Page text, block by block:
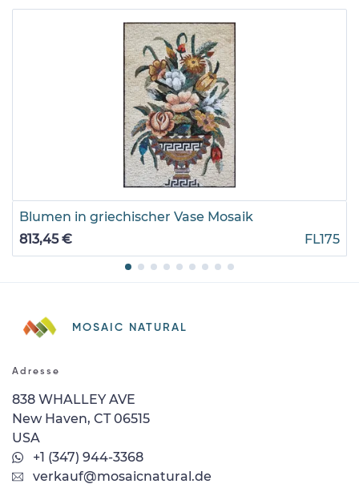
Blumen in griechischer Vase Mosaik
813,45 €
FL175
MOSAIC NATURAL
Adresse
838 WHALLEY AVE
New Haven, CT 06515
USA
+1 (347) 944-3368
verkauf@mosaicnatural.de